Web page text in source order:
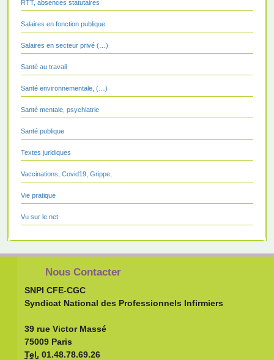
RTT, absences statutaires
Salaires en fonction publique
Salaires en secteur privé (…)
Santé au travail
Santé environnementale, (…)
Santé mentale, psychiatrie
Santé publique
Textes juridiques
Vaccinations, Covid19, Grippe,
Vie pratique
Vu sur le net
Nous Contacter
SNPI CFE-CGC
Syndicat National des Professionnels Infirmiers
39 rue Victor Massé
75009 Paris
Tel. 01.48.78.69.26